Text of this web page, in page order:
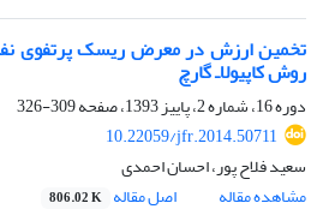
روش کاپیولا‌ـ گارچ
دوره 16، شماره 2، پاییز 1393، صفحه
309-326
10.22059/jfr.2014.50711
سعید فلاح پور، احسان احمدی
مشاهده مقاله
اصل مقاله 806.02 K